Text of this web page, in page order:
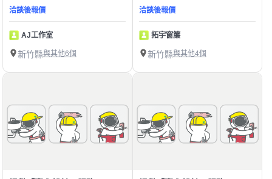
洽談後報價
AJ工作室
新竹縣與其他6個
洽談後報價
拓宇窗簾
新竹縣與其他4個